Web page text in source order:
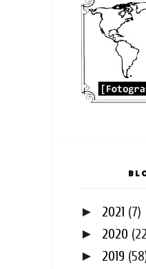
► 2021 (7)
► 2020
► 2019